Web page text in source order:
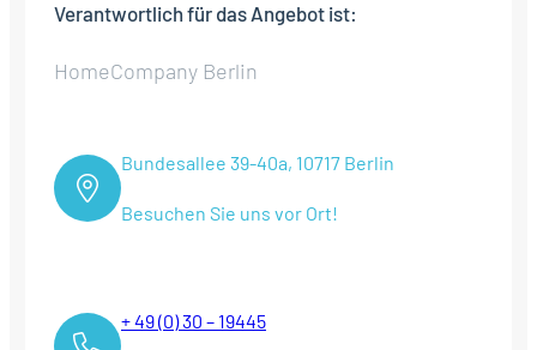
Verantwortlich für das Angebot ist:
HomeCompany Berlin
Bundesallee 39-40a, 10717 Berlin
Besuchen Sie uns vor Ort!
+ 49 (0) 30 – 19445